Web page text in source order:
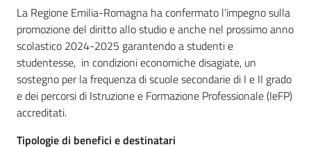
Introduzione
La Regione Emilia-Romagna ha confermato l’impegno sulla
promozione del diritto allo studio e anche nel prossimo anno
scolastico 2024-2025 garantendo a studenti e
studentesse, in condizioni economiche disagiate, un
sostegno per la frequenza di scuole secondarie di I e II grado
e dei percorsi di Istruzione e Formazione Professionale (IeFP)
accreditati.
Tipologie di benefici e destinatari